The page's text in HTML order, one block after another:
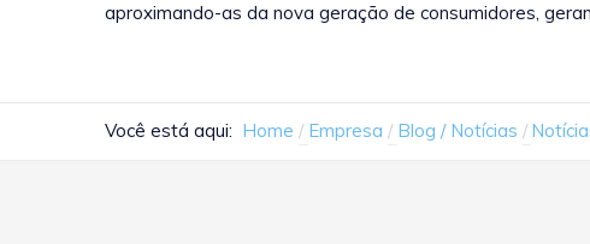
aproximando-as da nova geração de consumidores,
Você está aqui: Home Empresa Blog / Notícias